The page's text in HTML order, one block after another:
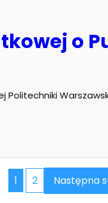
o
1 2 Następna